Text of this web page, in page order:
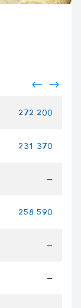
272 200
231 370
—
258 590
—
—